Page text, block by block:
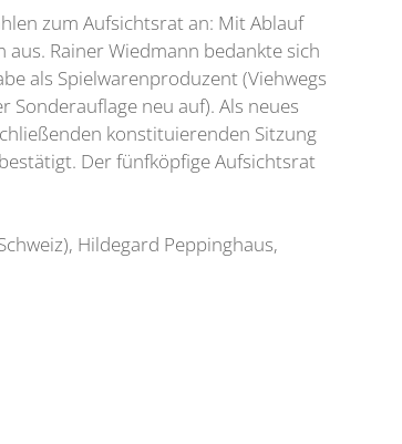
zum Aufsichtsrat an: Mit Ablauf
Rainer Wiedmann bedankte sich
als Spielwarenproduzent (Viehwegs
Sonderauflage neu auf). Als neues
konstituierenden Sitzung
Der fünfköpfige Aufsichtsrat
Hildegard Peppinghaus,